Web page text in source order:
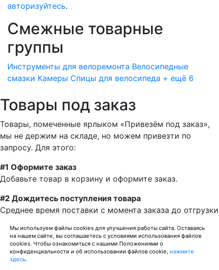
авторизуйтесь.
Смежные товарные
группы
Инструменты для велоремонта Велосипедные
смазки Камеры Спицы для велосипеда + ещё 6
Товары под заказ
Товары, помеченные ярлыком «Привезём под заказ»,
мы не держим на складе, но можем привезти по
запросу. Для этого:
#1 Оформите заказ
Добавьте товар в корзину и оформите заказ.
#2 Дождитесь поступления товара
Среднее время поставки с момента заказа до отгрузки
#3 Получите товар
Можно забрать товар в нашем магазине, или заказать
доставку до дома. Можем отправить заказ
Мы используем файлы cookies для улучшения работы сайта. Оставаясь
на нашем сайте, вы соглашаетесь с условиями использования файлов
cookies. Чтобы ознакомиться с нашими Положениями о
конфиденциальности и об использовании файлов cookie, нажмите
здесь.